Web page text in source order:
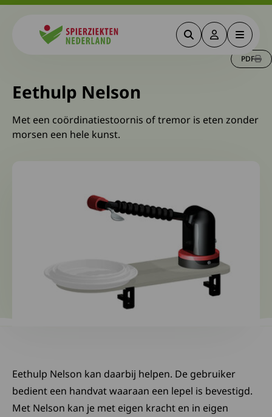
ZoekenDeze link
Menu
PDF
Eethulp Nelson
Met een coördinatiestoornis of tremor is eten zonder
morsen een hele kunst.
Eethulp Nelson kan daarbij helpen. De gebruiker
bedient een handvat waaraan een lepel is bevestigd.
Met Nelson kan je met eigen kracht en in eigen